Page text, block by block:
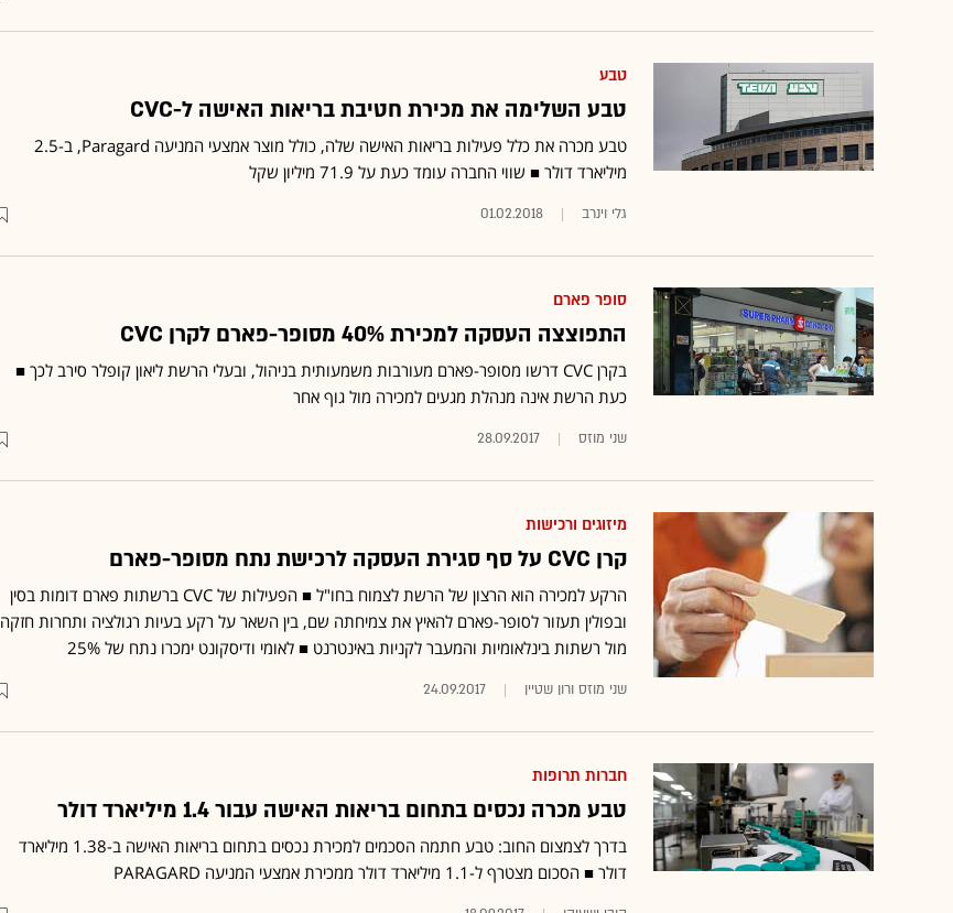
טבע
טבע השלימה את מכירת חטיבת בריאות האישה ל-CVC
טבע מכרה את כלל פעילות בריאות האישה שלה, כולל מוצר אמצעי המניעה Paragard, ב-2.5
מיליארד דולר ■ שווי החברה עומד כעת על 71.9 מיליון שקל
גלי וינרב 01.02.2018
סופר פארם
התפוצצה העסקה למכירת 40% מסופר-פארם לקרן CVC
בקרן CVC דרשו מסופר-פארם מעורבות משמעותית בניהול, ובעלי הרשת ליאון קופלר סירב לכך ■
כעת הרשת אינה מנהלת מגעים למכירה מול גוף אחר
שני מוזס 28.09.2017
מיזוגים ורכישות
קרן CVC על סף סגירת העסקה לרכישת נתח מסופר-פארם
הרקע למכירה הוא הרצון של הרשת לצמוח בחו"ל ■ הפעילות של CVC ברשתות פארם דומות בסין
ובפולין תעזור לסופר-פארם להאיץ את צמיחתה שם, בין השאר על רקע בעיות רגולציה ותחרות חזקה
מול רשתות בינלאומיות והמעבר לקניות באינטרנט ■ לאומי ודיסקונט ימכרו נתח של 25%
שני מוזס ורון שטיין 24.09.2017
חברות תרופות
טבע מכרה נכסים בתחום בריאות האישה עבור 1.4 מיליארד דולר
בדרך לצמצום החוב: טבע חתמה הסכמים למכירת נכסים בתחום בריאות האישה ב-1.38 מיליארד
דולר ■ הסכום מצטרף ל-1.1 מיליארד דולר ממכירת אמצעי המניעה PARAGARD